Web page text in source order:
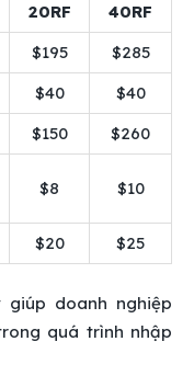
20RF
40RF
$195
$285
$40
$40
$150
$260
$8 $10
$20 $25
doanh nghiệp
quá trình nhập